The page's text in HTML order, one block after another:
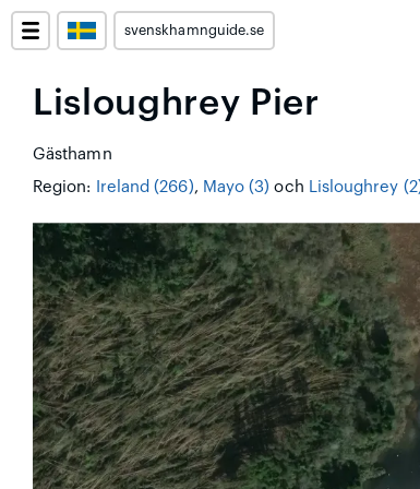
svenskhamnguide.se
Lisloughrey Pier
Gästhamn
Region:
Ireland (266), Mayo (3) och Lisloughrey